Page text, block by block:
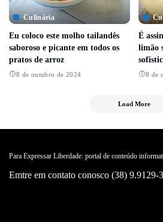
Culinária
Eu coloco este molho tailandês
saboroso e picante em todos os
pratos de arroz
8 de outubro de 2024
É
limão
8 de
Load More
Para Expressar Liberdade: portal de conteúdo
Emtre em contato conosco (38) 9.9129-